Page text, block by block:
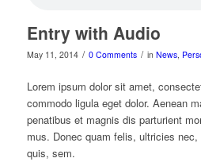
Entry with Audio
May 11, 2014 / 0 Comments / in News,
Lorem ipsum dolor sit amet,
commodo ligula eget dolor. Aenean
penatibus et magnis dis parturient
mus. Donec quam felis, ultricies
quis, sem.